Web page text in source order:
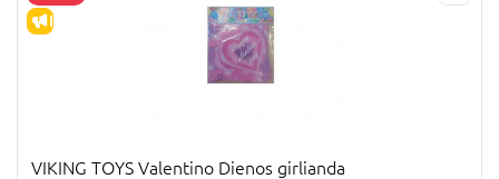
IŠPARDAVIMAS
VIKING TOYS Valentino Dienos girlianda